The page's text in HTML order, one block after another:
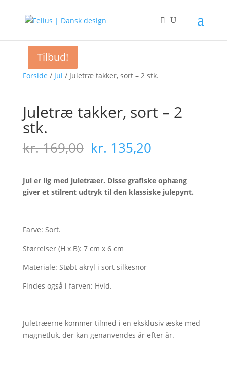
Forside / Jul / Juletræ takker, sort – 2 stk.
Tilbud!
Juletræ takker, sort – 2
stk.
kr.169,00 Den
oprindelige
var:
kr. 169,00.
kr. 135,20Den
er:
kr. 135,20.
Jul er lig med juletræer. Disse grafiske ophæng
giver et stilrent udtryk til den klassiske julepynt.
Farve: Sort.
Størrelser (H x B): 7 cm x 6 cm
Materiale: Støbt akryl i sort silkesnor
Findes også i farven: Hvid.
Juletræerne kommer tilmed i en eksklusiv æske med
magnetluk, der kan genanvendes år efter år.
Tilbud!
Tilbud!
Tilbud!
Tilbud!
Tilbud!
Tilbud!